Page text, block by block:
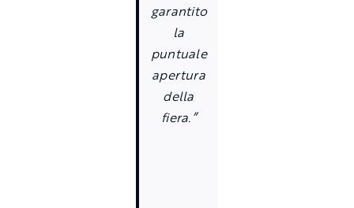
garantito
la
puntuale
apertura
della
fiera.”